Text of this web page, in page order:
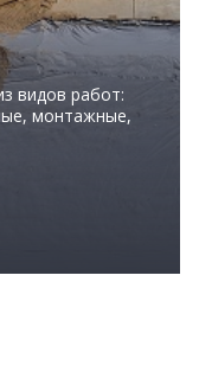
видов работ:
монтажные,